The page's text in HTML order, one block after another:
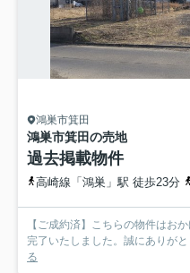
鴻巣市箕田
鴻巣市箕田の売地
過去掲載物件
高崎線「鴻巣」駅 徒歩23分
【ご成約済】こちらの物件はお
完了いたしました。誠にありが
る